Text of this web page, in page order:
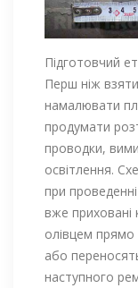
Підготовчий
Перш ніж
намалювати
продумати
проводки,
освітлення.
при
вже приховані
олівцем
або
наступного